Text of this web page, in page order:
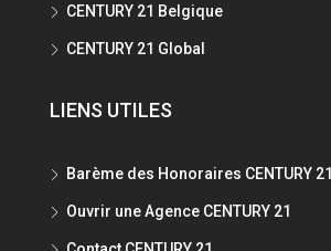
CENTURY 21 Belgique
CENTURY 21 Global
LIENS UTILES
Barème des Honoraires CENTURY 21
Ouvrir une Agence CENTURY 21